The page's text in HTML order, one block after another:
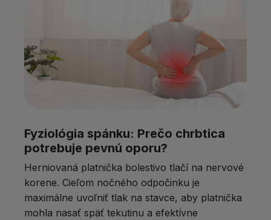
Fyziológia spánku: Prečo chrbtica
potrebuje pevnú oporu?
Herniovaná platnička bolestivo tlačí na nervové
korene. Cieľom nočného odpočinku je
maximálne uvoľniť tlak na stavce, aby platnička
mohla nasať späť tekutinu a efektívne